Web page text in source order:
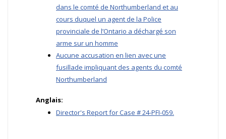
dans le comté de Northumberland et au
cours duquel un agent de la Police
provinciale de l’Ontario a déchargé son
arme sur un homme
Aucune accusation en lien avec une
fusillade impliquant des agents du comté
Northumberland
Anglais:
Director's Report for Case # 24-PFI-059.